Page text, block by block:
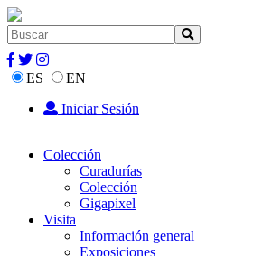
ES
EN
Iniciar Sesión
Colección
Curadurías
Colección
Gigapixel
Visita
Información general
Exposiciones